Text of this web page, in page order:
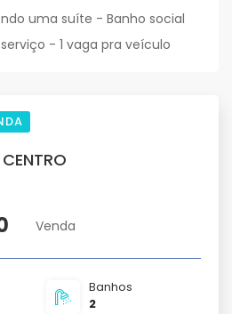
uma suíte - Banho social
- 1 vaga pra veículo
Venda
Banhos
2